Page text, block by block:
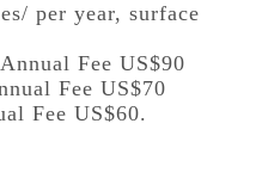
per year, surface
Fee US$90
Fee US$70
Fee US$60.